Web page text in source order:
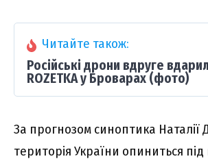
Читайте також:
Російські дрони вдруге
ROZETKA у Броварах (фото)
За прогнозом синоптика Наталії
територія України опиниться